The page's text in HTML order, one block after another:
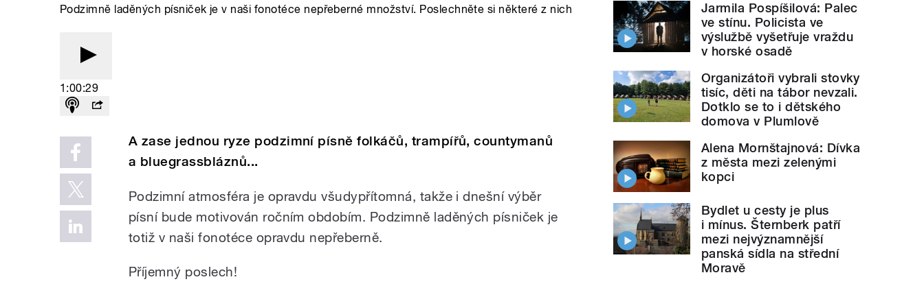
Podzimně laděných písniček je v naši fonotéce nepřeberné množství. Poslechněte si některé z nich
1:00:29
A zase jednou ryze podzimní písně folkáčů, trampířů, countymanů
a bluegrassbláznů...
Podzimní atmosféra je opravdu všudypřítomná, takže i dnešní výběr
písní bude motivován ročním obdobím. Podzimně laděných písniček je
totiž v naši fonotéce opravdu nepřeberně.
Příjemný poslech!
Jarmila Pospíšilová: Palec
ve stínu. Policista ve
výslužbě vyšetřuje vraždu
v horské osadě
Organizátoři vybrali stovky
tisíc, děti na tábor nevzali.
Dotklo se to i dětského
domova v Plumlově
Alena Mornštajnová: Dívka
z města mezi zelenými
kopci
Bydlet u cesty je plus
i mínus. Šternberk patří
mezi nejvýznamnější
panská sídla na střední
Moravě